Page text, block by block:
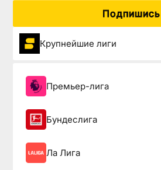
Подпишись
Крупнейшие лиги
Премьер-лига
Бундеслига
Ла Лига